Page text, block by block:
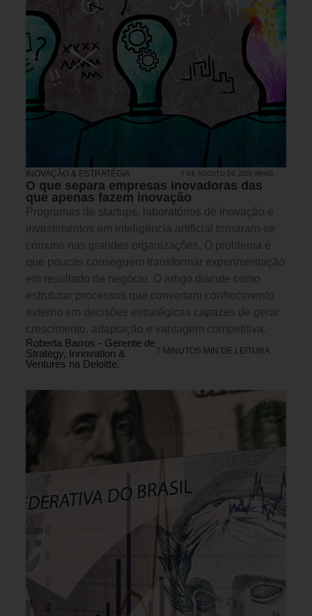
INOVAÇÃO & ESTRATÉGIA 7 DE AGOSTO DE 2026 09H00
O que separa empresas inovadoras das
que apenas fazem inovação
Programas de startups, laboratórios de inovação e
investimentos em inteligência artificial tornaram-se
comuns nas grandes organizações. O problema é
que poucas conseguem transformar experimentação
em resultado de negócio. O artigo discute como
estruturar processos que convertam conhecimento
externo em decisões estratégicas capazes de gerar
crescimento, adaptação e vantagem competitiva.
Roberta Barros - Gerente de
Strategy, Innovation &
Ventures na Deloitte.
7 MINUTOS MIN DE LEITURA